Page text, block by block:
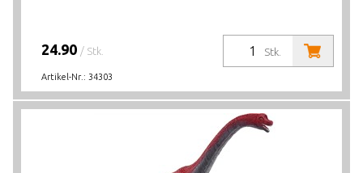
Stk.
24.90 / Stk.
Artikel-Nr.: 34303